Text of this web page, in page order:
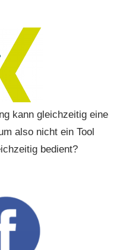
kann gleichzeitig eine
also nicht ein Tool
bedient?